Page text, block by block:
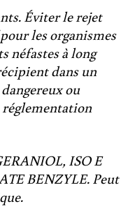
Éviter le rejet
les organismes
néfastes à long
dans un
ou
ISO E
BENZYLE. Peut